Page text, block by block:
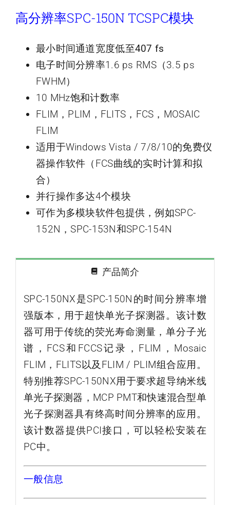
高分辨率SPC-150N TCSPC模块
最小时间通道宽度低至407 fs
电子时间分辨率1.6 ps RMS（3.5 ps
FWHM）
10 MHz饱和计数率
FLIM，PLIM，FLITS，FCS，MOSAIC
FLIM
适用于Windows Vista / 7/8/10的免费仪
器操作软件（FCS曲线的实时计算和拟
合）
并行操作多达4个模块
可作为多模块软件包提供，例如SPC-
152N，SPC-153N和SPC-154N
产品简介
SPC-150NX是SPC-150N的时间分辨率增
强版本，用于超快单光子探测器。该计数
器可用于传统的荧光寿命测量，单分子光
谱，FCS和FCCS记录，FLIM，Mosaic
FLIM，FLITS以及FLIM / PLIM组合应用。
特别推荐SPC-150NX用于要求超导纳米线
单光子探测器，MCP PMT和快速混合型单
光子探测器具有终高时间分辨率的应用。
该计数器提供PCI接口，可以轻松安装在
PC中。
一般信息